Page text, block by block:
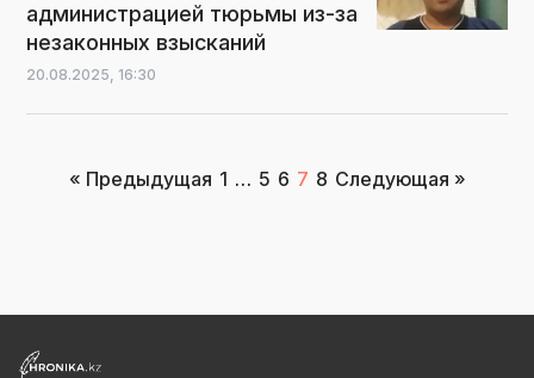
администрацией тюрьмы из-за
незаконных взысканий
20.08.2025, 16:30
Пагинация
« Предыдущая 1 … 5 6 7 8 Следующая »